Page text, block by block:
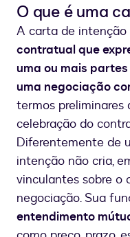
O que é uma
A carta de intenção
contratual que
uma ou mais
uma negociação
termos preliminares
celebração do
Diferentemente de
intenção não cria,
vinculantes sobre o
negociação. Sua
entendimento